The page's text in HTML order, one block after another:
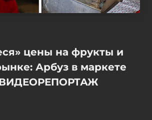
цены на фрукты и
Арбуз в маркете